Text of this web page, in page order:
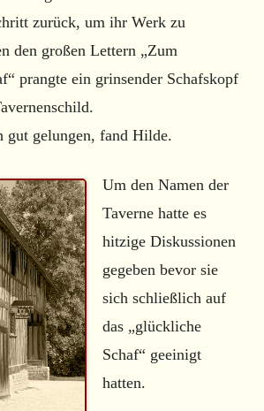
zurück, um ihr Werk zu
den großen Lettern „Zum
prangte ein grinsender Schafskopf
gut gelungen, fand Hilde.
Um den Namen der
Taverne hatte es
hitzige Diskussionen
gegeben bevor sie
sich schließlich auf
das „glückliche
Schaf“ geeinigt
hatten.